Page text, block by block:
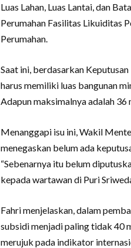
Luas Lahan, Luas Lantai, dan
Perumahan Fasilitas Likuiditas
Perumahan.
Saat ini, berdasarkan
harus memiliki luas bangunan
Adapun maksimalnya adalah
Menanggapi isu ini, Wakil
menegaskan belum ada
“Sebenarnya itu belum
kepada wartawan di Puri
Fahri menjelaskan, dalam
subsidi menjadi paling tidak 40
merujuk pada indikator